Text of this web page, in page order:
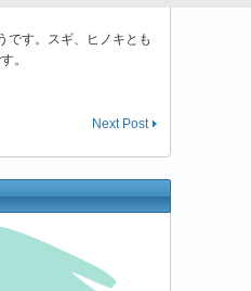
です。スギ、ヒノキとも
。
Next Post